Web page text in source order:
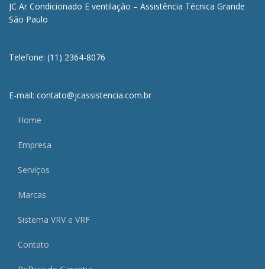
JC Ar Condicionado E ventilação – Assistência Técnica Grande
São Paulo
Telefone: (11) 2364-8076
E-mail: contato@jcassistencia.com.br
Home
Empresa
Serviços
Marcas
Sistema VRV e VRF
Contato